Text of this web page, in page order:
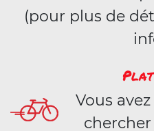
(pour plus de
Vous